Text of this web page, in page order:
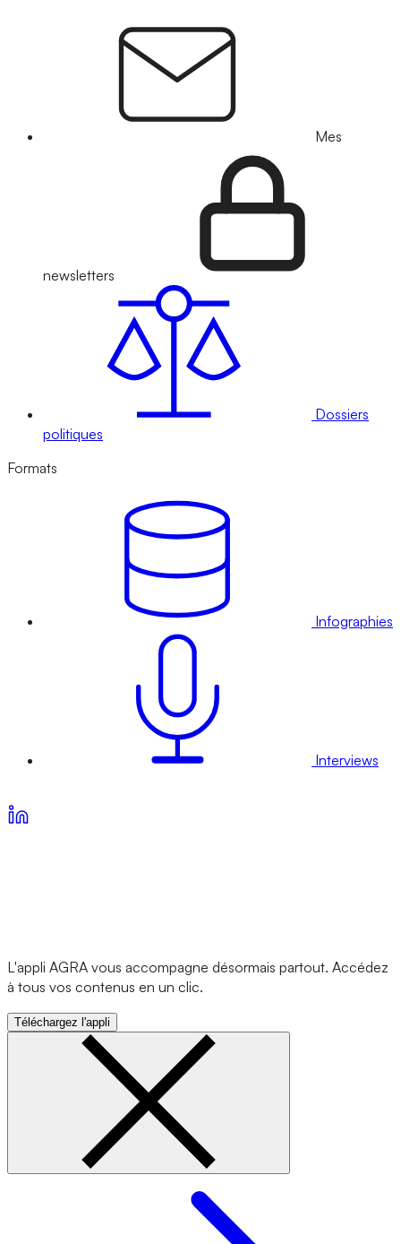
Mes
newsletters
Dossiers
politiques
Formats
Infographies
Interviews
L'appli AGRA vous accompagne désormais partout. Accédez
à tous vos contenus en un clic.
Téléchargez l'appli